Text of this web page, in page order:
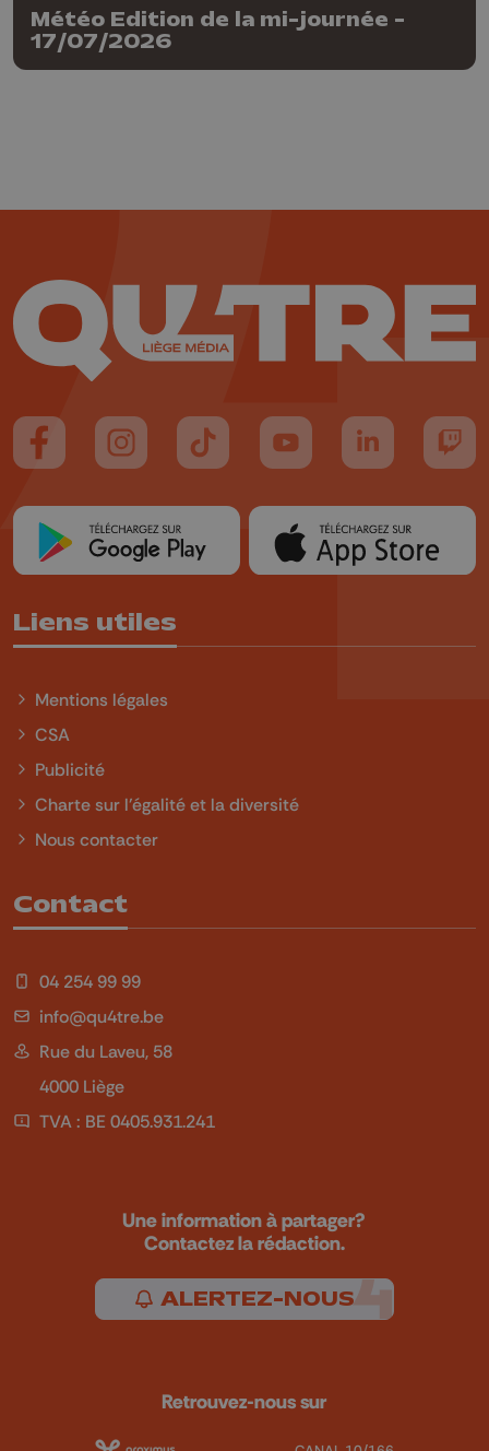
Météo Edition de la mi-journée -
17/07/2026
Suivez-nous sur FaceBook
Suivez-nous sur Instagram
Suivez-nous sur TikTok
Suivez-nous sur YouTube
Suivez-nous
Liens utiles
Mentions légales
CSA
Publicité
Charte sur l'égalité et la diversité
Nous contacter
Contact
04 254 99 99
info@qu4tre.be
Rue du Laveu, 58
4000 Liège
TVA : BE 0405.931.241
Une information à partager?
Contactez la rédaction.
ALERTEZ-NOUS
Retrouvez-nous sur